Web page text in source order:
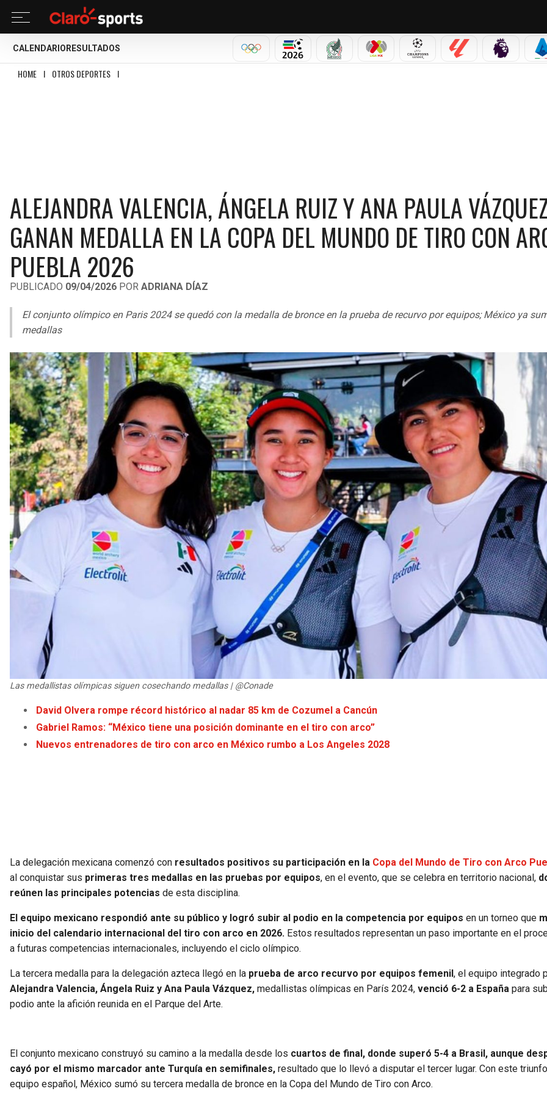
CALENDARIO RESULTADOS
OLÍMPICOSMUNDIAL 2026SELECCIÓN MEXICANA
LIGA MX CHAMPIONS LEAGUE
LALIGA PREMIER
HOME I OTROS DEPORTES I
ALEJANDRA VALENCIA, ÁNGELA RUIZ Y ANA PAULA
GANAN MEDALLA EN LA COPA DEL MUNDO DE TIRO CON
PUEBLA 2026
PUBLICADO 09/04/2026 POR ADRIANA DÍAZ
El conjunto olímpico en Paris 2024 se quedó con la medalla de bronce en la prueba de recurvo por equipos; México ya
medallas
Las medallistas olímpicas siguen cosechando medallas | @Conade
David Olvera rompe récord histórico al nadar 85 km de Cozumel a Cancún
Gabriel Ramos: “México tiene una posición dominante en el tiro con arco”
Nuevos entrenadores de tiro con arco en México rumbo a Los Angeles 2028
La delegación mexicana comenzó con resultados positivos su participación en la Copa del Mundo de Tiro con Arco
al conquistar sus primeras tres medallas en las pruebas por equipos, en el evento, que se celebra en territorio nacional,
reúnen las principales potencias de esta disciplina.
El equipo mexicano respondió ante su público y logró subir al podio en la competencia por equipos en un torneo que
inicio del calendario internacional del tiro con arco en 2026. Estos resultados representan un paso importante en el
a futuras competencias internacionales, incluyendo el ciclo olímpico.
La tercera medalla para la delegación azteca llegó en la prueba de arco recurvo por equipos femenil, el equipo integrado
Alejandra Valencia, Ángela Ruiz y Ana Paula Vázquez, medallistas olímpicas en París 2024, venció 6-2 a España para
podio ante la afición reunida en el Parque del Arte.
El conjunto mexicano construyó su camino a la medalla desde los cuartos de final, donde superó 5-4 a Brasil, aunque
cayó por el mismo marcador ante Turquía en semifinales, resultado que lo llevó a disputar el tercer lugar. Con este
equipo español, México sumó su tercera medalla de bronce en la Copa del Mundo de Tiro con Arco.